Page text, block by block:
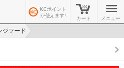
KCポイント
が使えます!
カート メニュー
ジフード